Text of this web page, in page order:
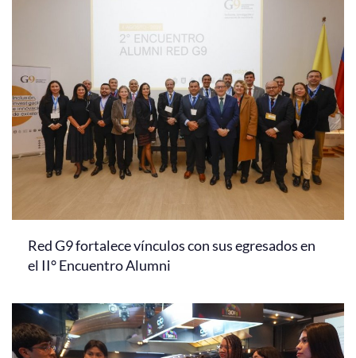
Red G9 fortalece vínculos con sus egresados en
el II° Encuentro Alumni